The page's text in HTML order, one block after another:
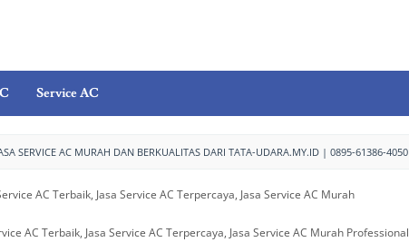
Service AC
SERVICE AC MURAH DAN BERKUALITAS DARI TATA-UDARA.MY.ID | 0895-61386-4050
AC Terbaik, Jasa Service AC Terpercaya, Jasa Service AC Murah Professional